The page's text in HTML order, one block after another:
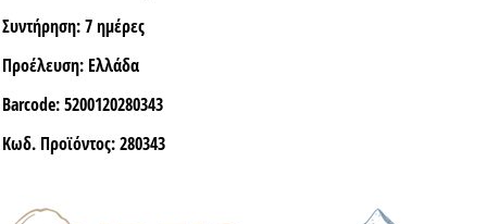
Συντήρηση:7 ημέρες
Προέλευση: Ελλάδα
Barcode:5200120280343
Κωδ. Προϊόντος:280343